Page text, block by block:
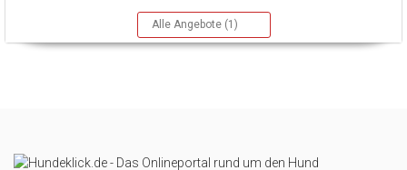
Alle Angebote (1)